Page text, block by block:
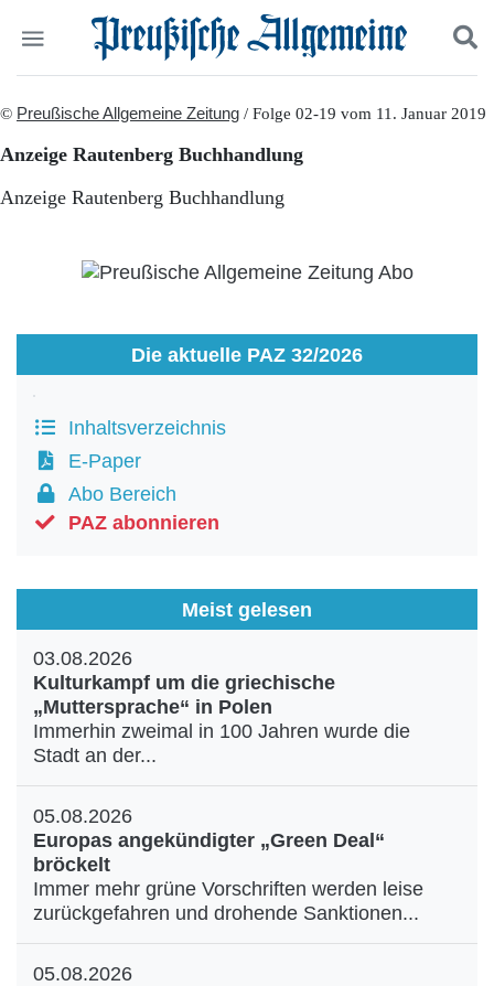
Aktuelle Ausgabe
Abonnenten-Login
Archiv
Mediadaten
Politik
Wirtschaft
Panorama
Gesellschaft
Geschichte
Ostpreußen
Berlin-Brandenburg
Schlesien
Danzig und Westpreußen
Impressum
Datenschutz
Suchen und finden
© Preußische Allgemeine Zeitung / Folge 02-19 vom 11. Januar 2019
Anzeige Rautenberg Buchhandlung
Anzeige Rautenberg Buchhandlung
Die aktuelle PAZ 32/2026
Inhaltsverzeichnis
E-Paper
Abo Bereich
PAZ abonnieren
Meist gelesen
03.08.2026
Kulturkampf um die griechische
„Muttersprache“ in Polen
Immerhin zweimal in 100 Jahren wurde die
Stadt an der...
05.08.2026
Europas angekündigter „Green Deal“
bröckelt
Immer mehr grüne Vorschriften werden leise
zurückgefahren und drohende Sanktionen...
05.08.2026